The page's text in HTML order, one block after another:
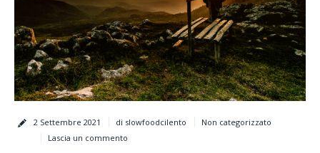
2 Settembre 2021 di slowfoodcilento
Non categorizzato
Lascia un commento